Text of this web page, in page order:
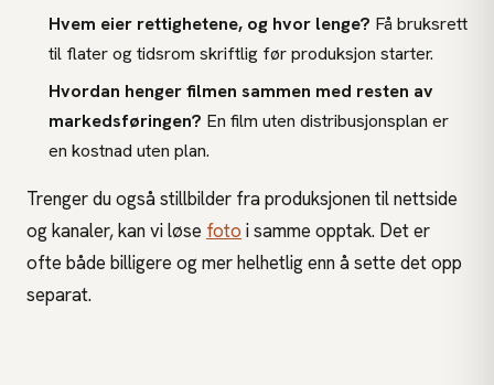
Hvem eier rettighetene, og hvor lenge? Få bruksrett
til flater og tidsrom skriftlig før produksjon starter.
Hvordan henger filmen sammen med resten av
markedsføringen? En film uten distribusjonsplan er
en kostnad uten plan.
Trenger du også stillbilder fra produksjonen til nettside
og kanaler, kan vi løse foto i samme opptak. Det er
ofte både billigere og mer helhetlig enn å sette det opp
separat.